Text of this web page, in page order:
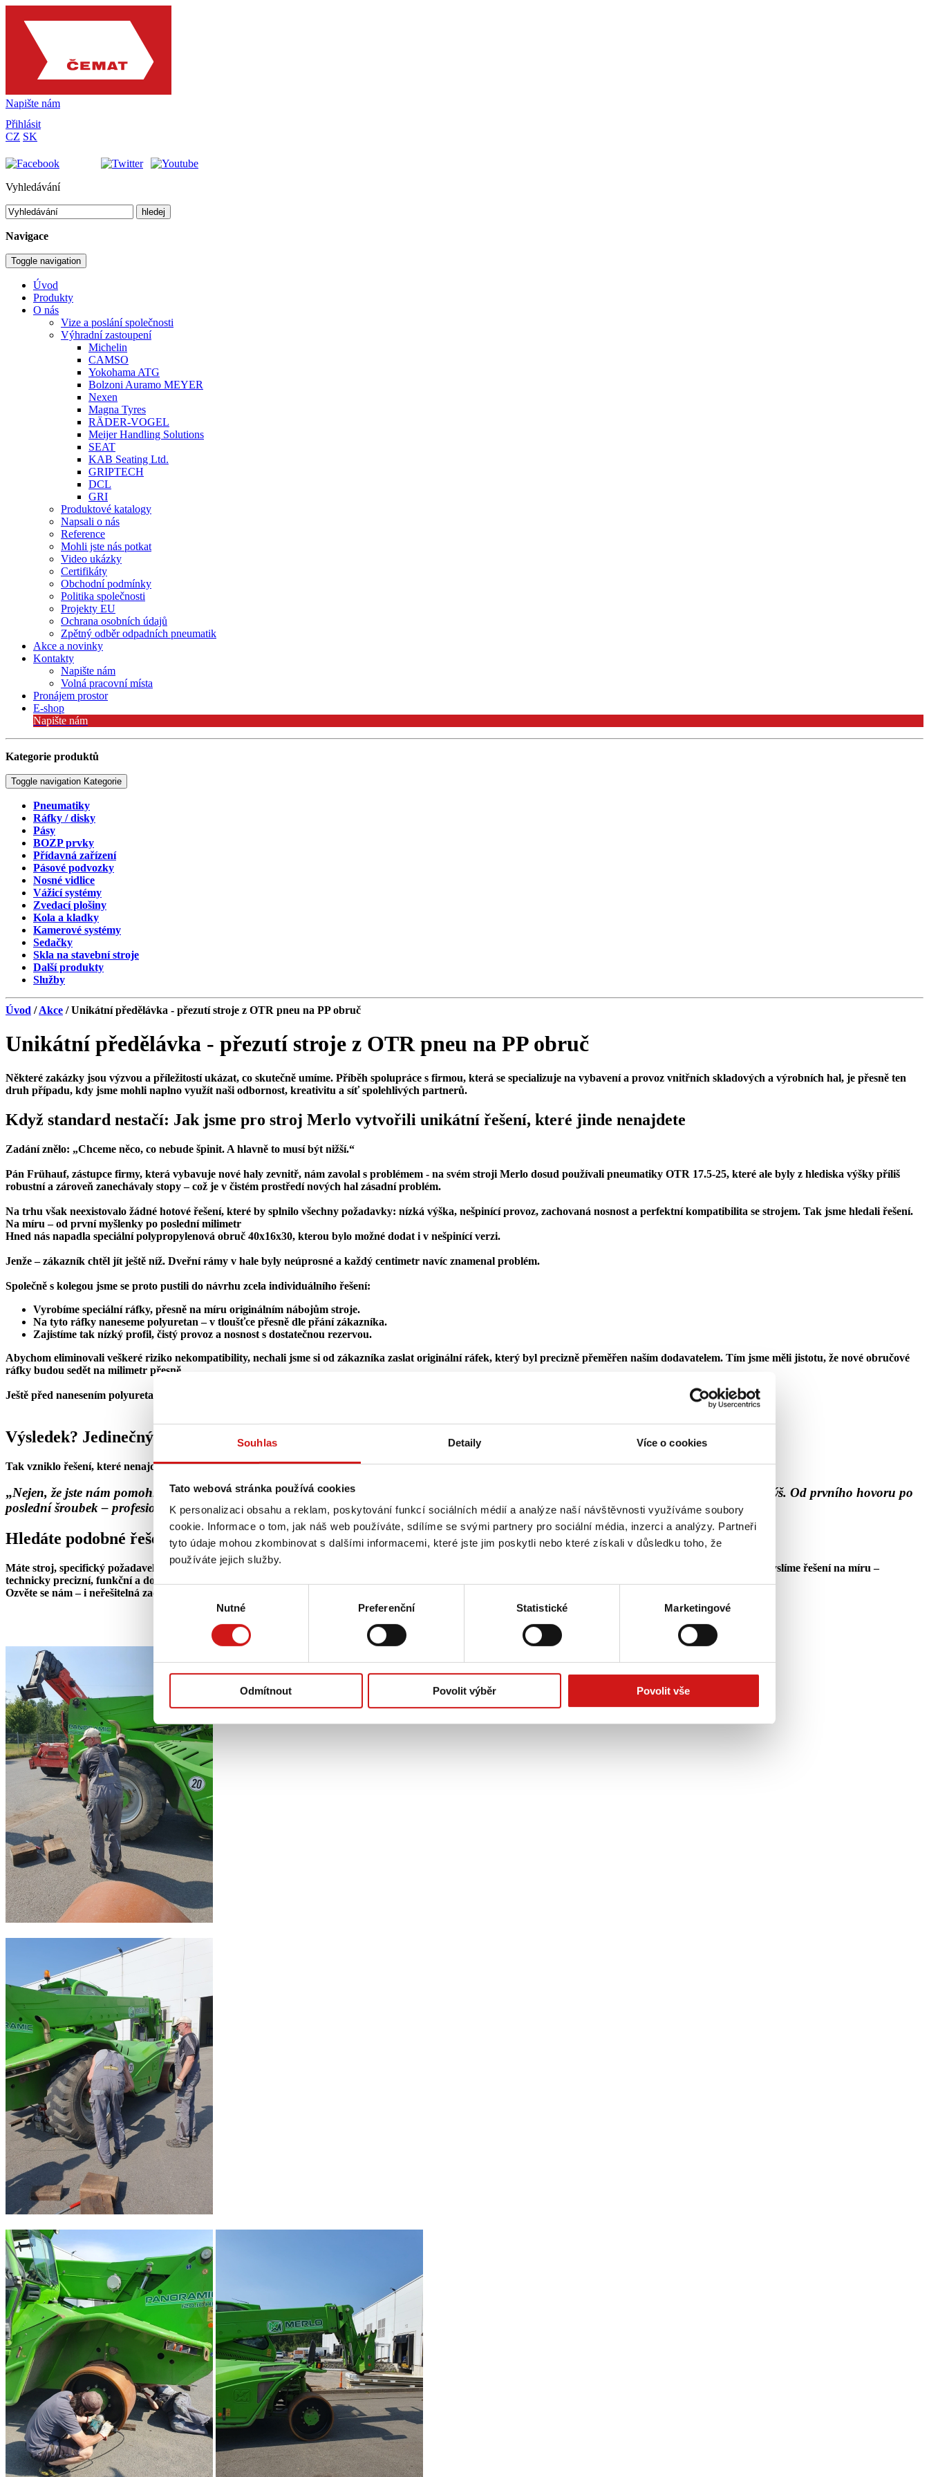
Souhlas Detaily Více o cookies
Tato webová stránka používá cookies
K personalizaci obsahu a reklam, poskytování funkcí sociálních médií a analýze naší návštěvnosti využíváme soubory
cookie. Informace o tom, jak náš web používáte, sdílíme se svými partnery pro sociální média, inzerci a analýzy. Partneři
tyto údaje mohou zkombinovat s dalšími informacemi, které jste jim poskytli nebo které získali v důsledku toho, že
používáte jejich služby.
Výběr
Nutné Preferenční Statistické Marketingové
Odmítnout Povolit výběr Povolit vše
Napište nám
Přihlásit
CZ SK
Vyhledávání
hledej
Navigace
Toggle navigation
Úvod
Produkty
O nás
Vize a poslání společnosti
Výhradní zastoupení
Michelin
CAMSO
Yokohama ATG
Bolzoni Auramo MEYER
Nexen
Magna Tyres
RÄDER-VOGEL
Meijer Handling Solutions
SEAT
KAB Seating Ltd.
GRIPTECH
DCL
GRI
Produktové katalogy
Napsali o nás
Reference
Mohli jste nás potkat
Video ukázky
Certifikáty
Obchodní podmínky
Politika společnosti
Projekty EU
Ochrana osobních údajů
Zpětný odběr odpadních pneumatik
Akce a novinky
Kontakty
Napište nám
Volná pracovní místa
Pronájem prostor
E-shop
Napište nám
Kategorie produktů
Toggle navigation Kategorie
Pneumatiky
Ráfky / disky
Pásy
BOZP prvky
Přídavná zařízení
Pásové podvozky
Nosné vidlice
Vážicí systémy
Zvedací plošiny
Kola a kladky
Kamerové systémy
Sedačky
Skla na stavební stroje
Další produkty
Služby
Úvod /Akce / Unikátní předělávka - přezutí stroje z OTR pneu na PP obruč
Unikátní předělávka - přezutí stroje z OTR pneu na PP obruč
Některé zakázky jsou výzvou a příležitostí ukázat, co skutečně umíme. Příběh spolupráce s firmou, která se specializuje na vybavení a provoz vnitřních skladových a výrobních hal, je přesně ten
druh případu, kdy jsme mohli naplno využít naši odbornost, kreativitu a síť spolehlivých partnerů.
Když standard nestačí: Jak jsme pro stroj Merlo vytvořili unikátní řešení, které jinde nenajdete
Zadání znělo: „Chceme něco, co nebude špinit. A hlavně to musí být nižší.“
Pán Frühauf, zástupce firmy, která vybavuje nové haly zevnitř, nám zavolal s problémem - na svém stroji Merlo dosud používali pneumatiky OTR 17.5-25, které ale byly z hlediska výšky příliš
robustní a zároveň zanechávaly stopy – což je v čistém prostředí nových hal zásadní problém.
Na trhu však neexistovalo žádné hotové řešení, které by splnilo všechny požadavky: nízká výška, nešpinící provoz, zachovaná nosnost a perfektní kompatibilita se strojem. Tak jsme hledali řešení.
Na míru – od první myšlenky po poslední milimetr
Hned nás napadla speciální polypropylenová obruč 40x16x30, kterou bylo možné dodat i v nešpinící verzi.
Jenže – zákazník chtěl jít ještě níž. Dveřní rámy v hale byly neúprosné a každý centimetr navíc znamenal problém.
Společně s kolegou jsme se proto pustili do návrhu zcela individuálního řešení:
Vyrobíme speciální ráfky, přesně na míru originálním nábojům stroje.
Na tyto ráfky naneseme polyuretan – v tloušťce přesně dle přání zákazníka.
Zajistíme tak nízký profil, čistý provoz a nosnost s dostatečnou rezervou.
Abychom eliminovali veškeré riziko nekompatibility, nechali jsme si od zákazníka zaslat originální ráfek, který byl precizně přeměřen naším dodavatelem. Tím jsme měli jistotu, že nové obručové
ráfky budou sedět na milimetr přesně.
Ještě před nanesením polyuretanu jsme nové ráfky poslali rovnou zákazníkovi – a ten jejich osazení na stroj potvrdil jako bezproblémové.
Výsledek? Jedinečný stroj. Spokojený zákazník. A obrovský potenciál.
Tak vzniklo řešení, které nenajdete ani na Googlu,je nejspíš jediné svého druhu široko daleko a může sloužit jako šablona pro úpravu dalších strojů.
„Nejen, že jste nám pomohli s problémem, se kterým si nikdo jiný nevěděl rady – vy jste přišli s řešením, které posunulo náš provoz o úroveň výš. Od prvního hovoru po
poslední šroubek – profesionální přístup a rychlá akce. Těšíme se na další spolupráci.“ říká p. Frühauf z Manipulace.eu
Hledáte podobné řešení? Jsme připraveni na další výzvu.
Máte stroj, specifický požadavek nebo se potýkáte s technickým omezením, na které běžná nabídka nestačí? Právě takové případy nás baví nejvíc. Rádi s Vámi vymyslíme řešení na míru –
technicky precizní, funkční a dotažené do posledního detailu. Nebojíme se jít vlastní cestou, když to znamená přinést zákazníkovi skutečnou přidanou hodnotu.
Ozvěte se nám – i neřešitelná zadání pro nás bývají jen začátkem.